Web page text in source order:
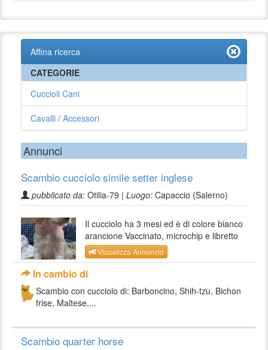
Affina ricerca
CATEGORIE
Cuccioli Cani
Cavalli / Accessori
Annunci
Scambio cucciolo simile setter inglese
pubblicato da: Otilia-79 | Luogo: Capaccio (Salerno)
Il cucciolo ha 3 mesi ed è di colore bianco
arancione Vaccinato, microchip e libretto
Visualizza Annuncio
In cambio di
Scambio con cucciolo di: Barboncino, Shih-tzu, Bichon
frise, Maltese,...
Scambio quarter horse